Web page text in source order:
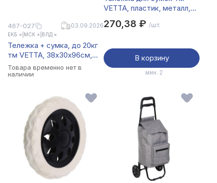
467-027 03.09.2026
ЕКБ × МСК × ВЛД ×
Тележка + сумка, до 20кг
тм VETTA, 38x30x96см,
полиэстер, 2 цвета
Товара временно нет в
наличии
VETTA, пластик, металл,
270,38 ₽ /шт.
В корзину
мин. 2